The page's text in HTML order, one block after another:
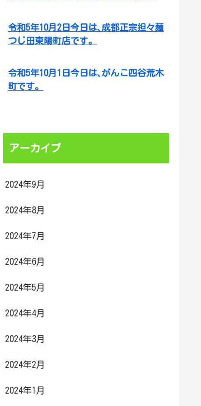
令和5年10月2日今日は､成都正宗担々麺
つじ田東陽町店です。
令和5年10月1日今日は､がんこ四谷荒木
町です。
アーカイブ
2024年9月
2024年8月
2024年7月
2024年6月
2024年5月
2024年4月
2024年3月
2024年2月
2024年1月